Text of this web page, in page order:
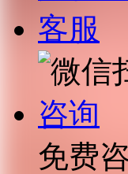
客服
咨询
免费